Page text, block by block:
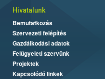
Hivatalunk
Bemutatkozás
Szervezeti felépítés
Gazdálkodási adatok
Felügyeleti szervünk
Projektek
Kapcsolódó linkek